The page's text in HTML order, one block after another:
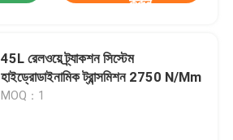
45L রেলওয়ে ট্র্যাকশন সিস্টেম
হাইড্রোডাইনামিক ট্রান্সমিশন 2750 N/Mm
MOQ：1